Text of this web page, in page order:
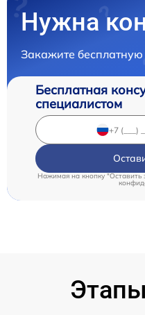
Нужна
Закажите
Бесплатная
специалистом
Нажимая на кнопку "Оставить